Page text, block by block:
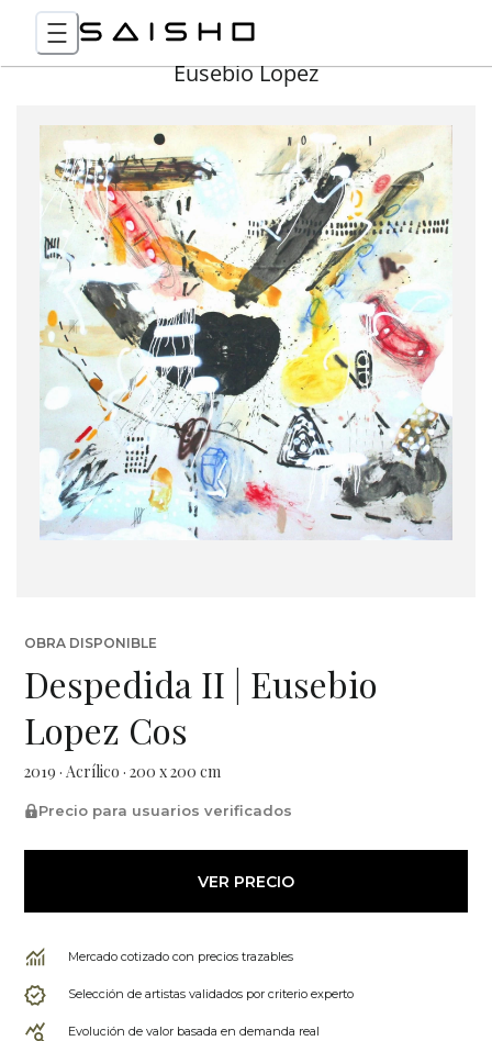
Eusebio Lopez
OBRA DISPONIBLE
Despedida II | Eusebio
Lopez Cos
2019 · Acrílico · 200 x 200 cm
Precio para usuarios verificados
VER PRECIO
Mercado cotizado con precios trazables
Selección de artistas validados por criterio experto
Evolución de valor basada en demanda real